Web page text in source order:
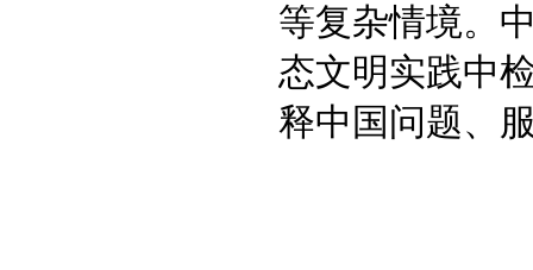
等复杂情境。
态文明实践中
释中国问题、